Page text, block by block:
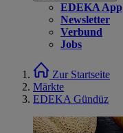
EDEKA App
Newsletter
Verbund
Jobs
Zur Startseite
Märkte
EDEKA Gündüz